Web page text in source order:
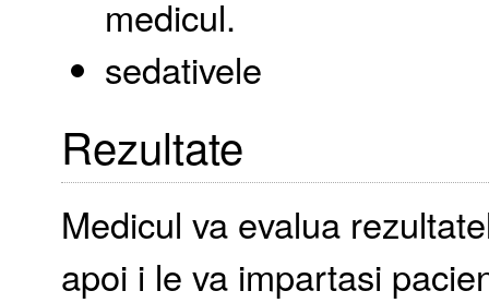
medicul.
sedativele
Rezultate
Medicul va evalua
apoi i le va impartasi